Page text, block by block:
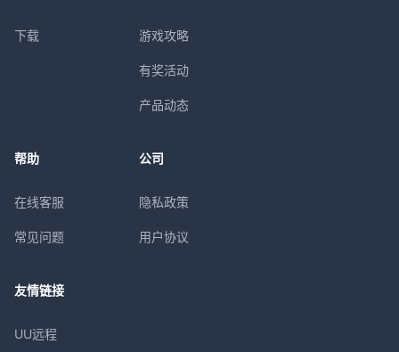
下载 游戏攻略
有奖活动
产品动态
帮助
在线客服
常见问题
公司
隐私政策
用户协议
友情链接
UU远程